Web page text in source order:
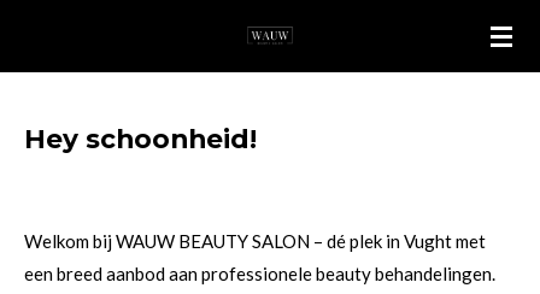
hoofdinhoud
Hey schoonheid!
Welkom bij WAUW BEAUTY SALON – dé plek in Vught met
een breed aanbod aan professionelebeautybehandelingen.